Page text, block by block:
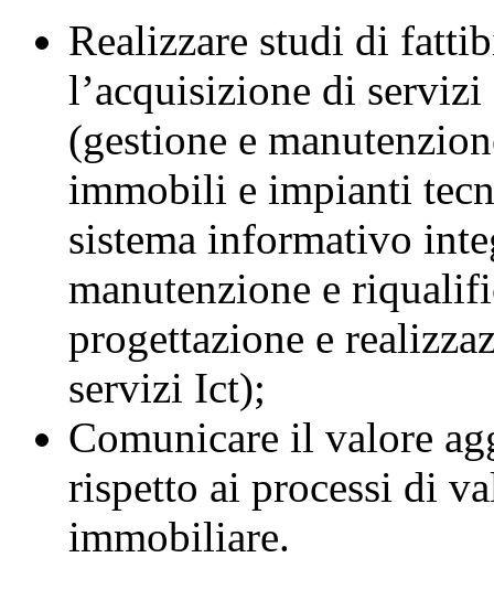
Realizzare studi di
l’acquisizione di
(gestione e
immobili e impianti
sistema informativo
manutenzione e
progettazione e
servizi Ict);
Comunicare il valore
rispetto ai processi di
immobiliare.